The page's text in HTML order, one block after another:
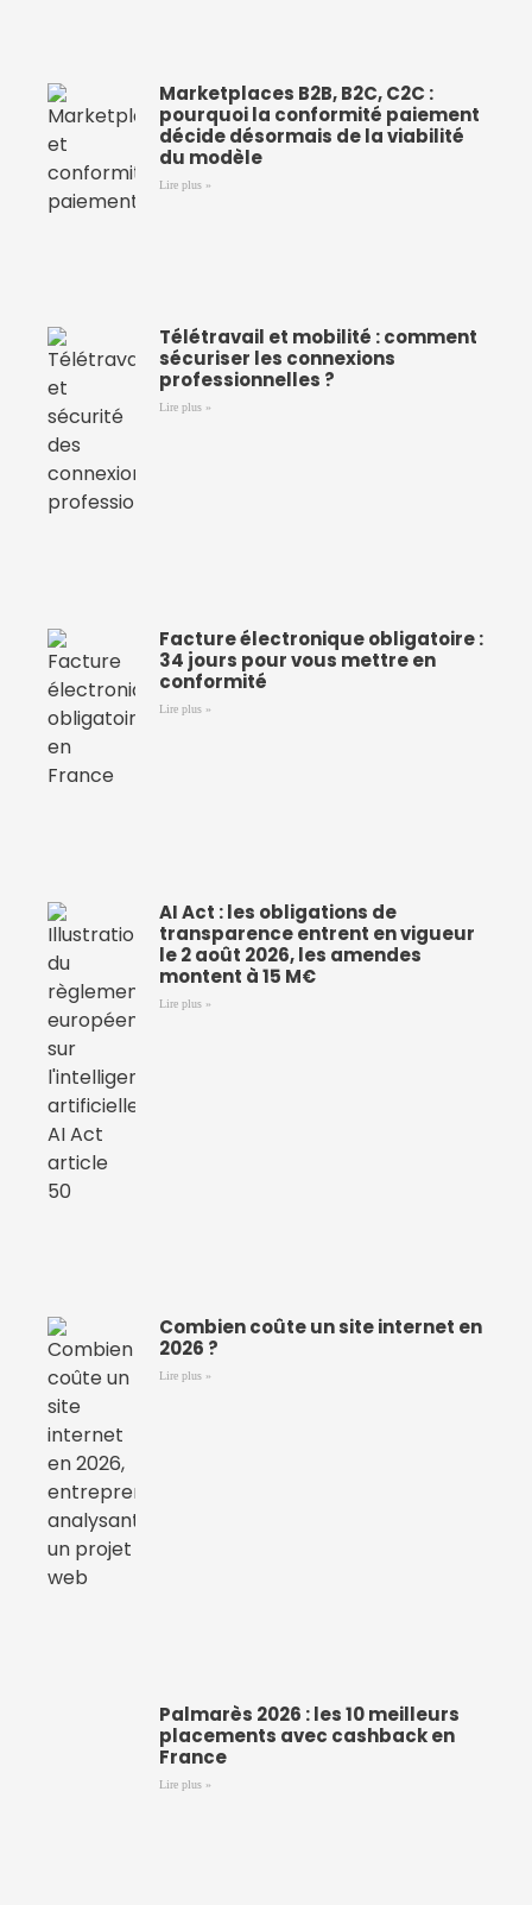
Marketplaces B2B, B2C, C2C :
pourquoi la conformité paiement
décide désormais de la viabilité
du modèle
Lire plus »
Télétravail et mobilité : comment
sécuriser les connexions
professionnelles ?
Lire plus »
Facture électronique obligatoire :
34 jours pour vous mettre en
conformité
Lire plus »
AI Act : les obligations de
transparence entrent en vigueur
le 2 août 2026, les amendes
montent à 15 M€
Lire plus »
Combien coûte un site internet en
2026 ?
Lire plus »
Palmarès 2026 : les 10 meilleurs
placements avec cashback en
France
Lire plus »